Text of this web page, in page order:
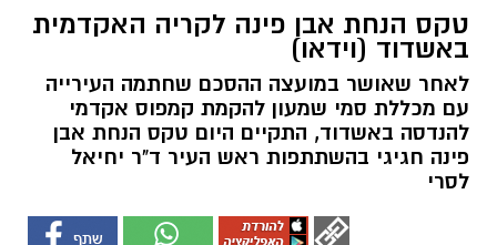
טקס הנחת אבן פינה לקריה האקדמית
באשדוד (וידאו)
לאחר שאושר במועצה ההסכם שחתמה העירייה
עם מכללת סמי שמעון להקמת קמפוס אקדמי
להנדסה באשדוד, התקיים היום טקס הנחת אבן
פינה חגיגי בהשתתפות ראש העיר ד"ר יחיאל
לסרי